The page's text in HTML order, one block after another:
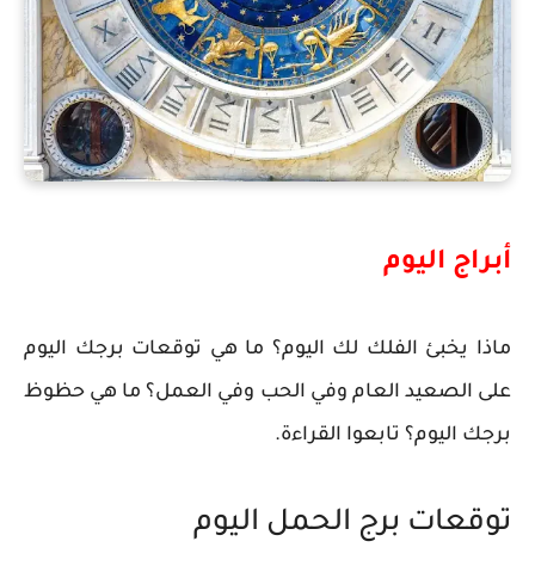
أبراج اليوم
ماذا يخبئ الفلك لك اليوم؟ ما هي توقعات برجك اليوم
على الصعيد العام وفي الحب وفي العمل؟ ما هي حظوظ
برجك اليوم؟ تابعوا القراءة.
توقعات برج الحمل اليوم